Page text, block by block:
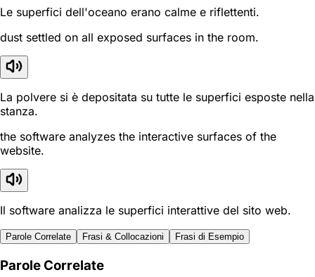
Le superfici dell'oceano erano calme e riflettenti.
dust settled on all exposed surfaces in the room.
La polvere si è depositata su tutte le superfici esposte nella
stanza.
the software analyzes the interactive surfaces of the
website.
Il software analizza le superfici interattive del sito web.
Parole Correlate Frasi & Collocazioni Frasi di Esempio
Parole Correlate